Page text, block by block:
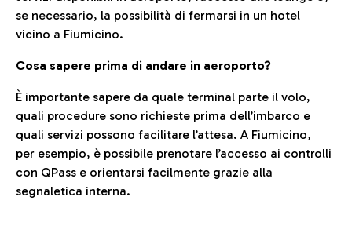
se necessario, la possibilità di fermarsi in un hotel
vicino a Fiumicino.
Cosa sapere prima di andare in aeroporto?
È importante sapere da quale terminal parte il volo,
quali procedure sono richieste prima dell’imbarco e
quali servizi possono facilitare l’attesa. A Fiumicino,
per esempio, è possibile prenotare l’accesso ai controlli
con QPass e orientarsi facilmente grazie alla
segnaletica interna.